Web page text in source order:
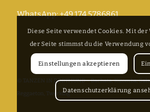
WhatsApp: +49 174 5786861
© TANZEN IN DORTMUND – Bachata, Kizomba,
Reggaeton, Twerking
Diese Seite verwendet Cookies. Mit der
der Seite stimmst du die Verwendung
Einstellungen akzeptieren
Datenschutzerklärung